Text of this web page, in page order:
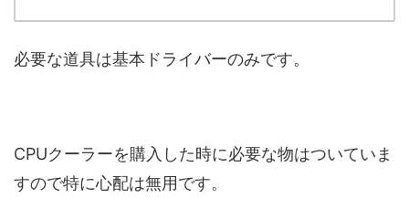
必要な道具は基本ドライバーのみです。
CPUクーラーを購入した時に必要な物はついていま
すので特に心配は無用です。